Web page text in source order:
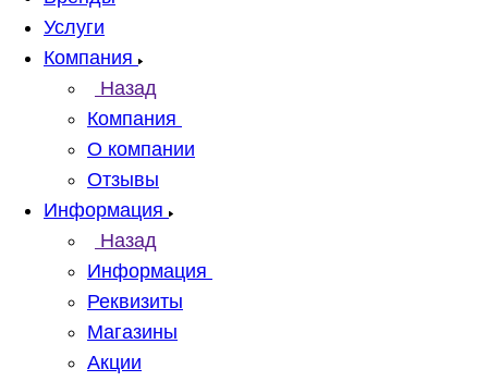
Услуги
Компания
Назад
Компания
О компании
Отзывы
Информация
Назад
Информация
Реквизиты
Магазины
Акции